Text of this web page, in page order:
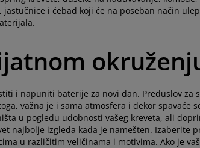
i ćebad koji će na poseban način
i napuniti baterije za novi dan. Preduslov za
važna je i sama atmosfera i dekor spavaće
u pogledu udobnosti vašeg kreveta, ali
najbolje izgleda kada je namešten. Izaberite
u različitim veličinama i motivima. Ako je